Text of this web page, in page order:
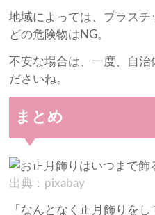
地域によっては、プラス
どの危険物はNG。
不安な場合は、一度、自治
ださいね。
まとめ
出典：pixabay
「なんとなく正月飾りを